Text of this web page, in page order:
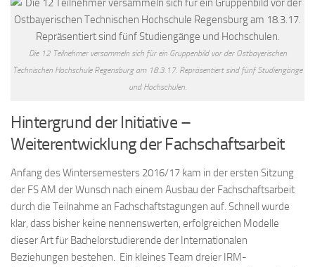
Die 12 Teilnehmer versammeln sich für ein Gruppenbild vor der Ostbayerischen
Technischen Hochschule Regensburg am 18.3.17. Repräsentiert sind fünf Studiengänge
und Hochschulen.
Hintergrund der Initiative –
Weiterentwicklung der Fachschaftsarbeit
Anfang des Wintersemesters 2016/17 kam in der ersten Sitzung
der FS AM der Wunsch nach einem Ausbau der Fachschaftsarbeit
durch die Teilnahme an Fachschaftstagungen auf. Schnell wurde
klar, dass bisher keine nennenswerten, erfolgreichen Modelle
dieser Art für Bachelorstudierende der Internationalen
Beziehungen bestehen. Ein kleines Team dreier IRM-